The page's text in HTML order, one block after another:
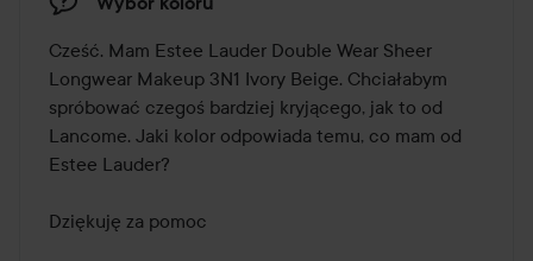
Cześć. Mam Estee Lauder Double Wear Sheer
Longwear Makeup 3N1 Ivory Beige. Chciałabym
spróbować czegoś bardziej kryjącego, jak to od
Lancome. Jaki kolor odpowiada temu, co mam od
Estee Lauder?
Dziękuję za pomoc